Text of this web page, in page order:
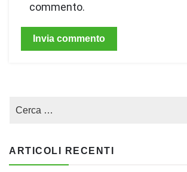
commento.
ARTICOLI RECENTI